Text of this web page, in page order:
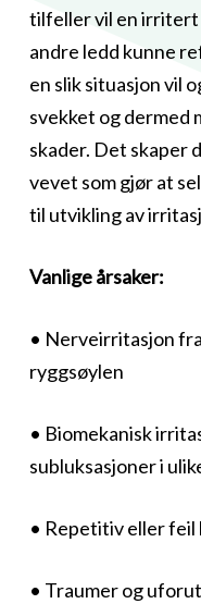
tilfeller vil en
andre ledd kunne
en slik situasjon vil
svekket og dermed
skader. Det skaper
vevet som gjør at
til utvikling av
Vanlige årsaker:
• Nerveirritasjon
ryggsøylen
• Biomekanisk
subluksasjoner i
• Repetitiv eller feil
• Traumer og